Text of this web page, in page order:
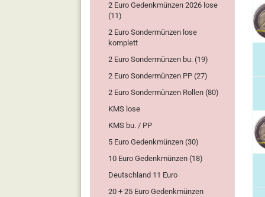
2 Euro Gedenkmünzen 2026 lose
(11)
2 Euro Sondermünzen lose
komplett
2 Euro Sondermünzen bu. (19)
2 Euro Sondermünzen PP (27)
2 Euro Sondermünzen Rollen (80)
KMS lose
KMS bu. / PP
5 Euro Gedenkmünzen (30)
10 Euro Gedenkmünzen (18)
Deutschland 11 Euro
20 + 25 Euro Gedenkmünzen